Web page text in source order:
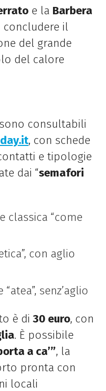
e la Barbera
concludere il
del grande
del calore
consultabili
, con schede
e tipologie
dai “semafori
classica “come
con aglio
senz’aglio
è di 30 euro, con
. È possibile
a ca’”, la
pronta con
locali